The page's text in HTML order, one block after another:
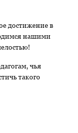
достижение в
нашими
чья
такого